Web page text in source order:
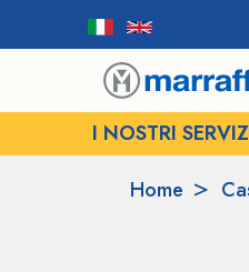
I NOSTRI
industriali Servizi
Home